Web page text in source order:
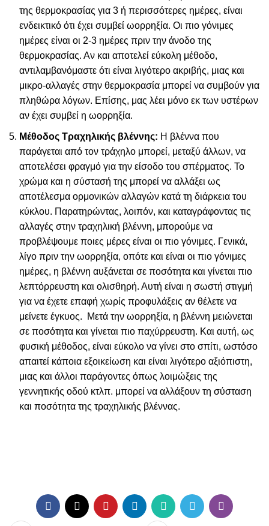
της θερμοκρασίας για 3 ή περισσότερες ημέρες, είναι
ενδεικτικό ότι έχει συμβεί ωορρηξία. Οι πιο γόνιμες
ημέρες είναι οι 2-3 ημέρες πριν την άνοδο της
θερμοκρασίας. Αν και αποτελεί εύκολη μέθοδο,
αντιλαμβανόμαστε ότι είναι λιγότερο ακριβής, μιας και
μικρο-αλλαγές στην θερμοκρασία μπορεί να συμβούν για
πληθώρα λόγων. Επίσης, μας λέει μόνο εκ των υστέρων
αν έχει συμβεί η ωορρηξία.
Μέθοδος Τραχηλικής βλέννης: Η βλέννα που
παράγεται από τον τράχηλο μπορεί, μεταξύ άλλων, να
αποτελέσει φραγμό για την είσοδο του σπέρματος. Το
χρώμα και η σύστασή της μπορεί να αλλάξει ως
αποτέλεσμα ορμονικών αλλαγών κατά τη διάρκεια του
κύκλου. Παρατηρώντας, λοιπόν, και καταγράφοντας τις
αλλαγές στην τραχηλική βλέννη, μπορούμε να
προβλέψουμε ποιες μέρες είναι οι πιο γόνιμες. Γενικά,
λίγο πριν την ωορρηξία, οπότε και είναι οι πιο γόνιμες
ημέρες, η βλέννη αυξάνεται σε ποσότητα και γίνεται πιο
λεπτόρρευστη και ολισθηρή. Αυτή είναι η σωστή στιγμή
για να έχετε επαφή χωρίς προφυλάξεις αν θέλετε να
μείνετε έγκυος. Μετά την ωορρηξία, η βλέννη μειώνεται
σε ποσότητα και γίνεται πιο παχύρρευστη. Και αυτή, ως
φυσική μέθοδος, είναι εύκολο να γίνει στο σπίτι, ωστόσο
απαιτεί κάποια εξοικείωση και είναι λιγότερο αξιόπιστη,
μιας και άλλοι παράγοντες όπως λοιμώξεις της
γεννητικής οδού κτλπ. μπορεί να αλλάξουν τη σύσταση
και ποσότητα της τραχηλικής βλέννας.